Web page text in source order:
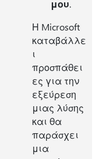
μου.
Η Microsoft
καταβάλλε
ι
προσπάθει
ες για την
εξεύρεση
μιας λύσης
και θα
παράσχει
μια